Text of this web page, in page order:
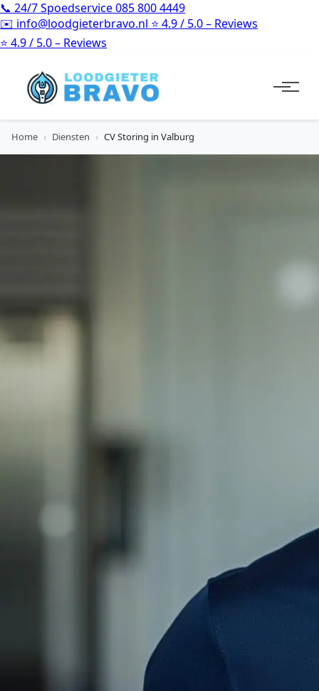
📞 24/7 Spoedservice085 800 4449
✉️ info@loodgieterbravo.nl ⭐ 4.9 / 5.0 – Reviews
⭐ 4.9 / 5.0 – Reviews
Home › Diensten › CV Storing in Valburg